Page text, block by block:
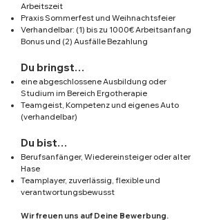
Arbeitszeit
Praxis Sommerfest und Weihnachtsfeier
Verhandelbar: (1) bis zu 1000€ Arbeitsanfang
Bonus und (2) Ausfälle Bezahlung
Du bringst…
eine abgeschlossene Ausbildung oder
Studium im Bereich Ergotherapie
Teamgeist, Kompetenz und eigenes Auto
(verhandelbar)
Du bist…
Berufsanfänger, Wiedereinsteiger oder alter
Hase
Teamplayer, zuverlässig, flexible und
verantwortungsbewusst
Wir freuen uns auf Deine Bewerbung.